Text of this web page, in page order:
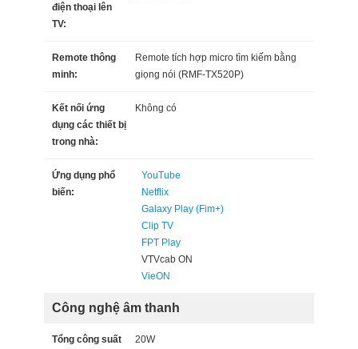
điện thoại lên
TV:
Remote thông
minh:
Remote tích hợp micro tìm kiếm bằng
giọng nói (RMF-TX520P)
Kết nối ứng
dụng các thiết bị
trong nhà:
Không có
Ứng dụng phổ
biến:
YouTube
Netflix
Galaxy Play (Fim+)
Clip TV
FPT Play
VTVcab ON
VieON
Công nghệ âm thanh
Tổng công suất
20W